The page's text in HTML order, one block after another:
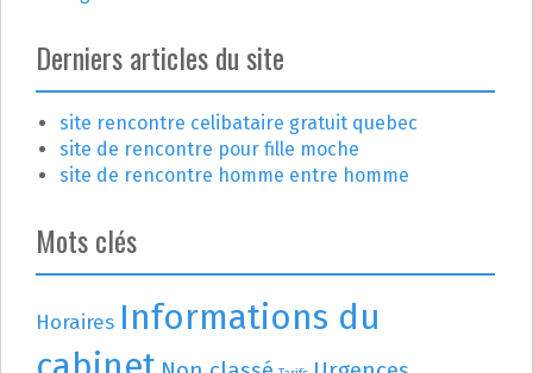
Derniers articles du site
site rencontre celibataire gratuit quebec
site de rencontre pour fille moche
site de rencontre homme entre homme
Mots clés
Horaires Informations du